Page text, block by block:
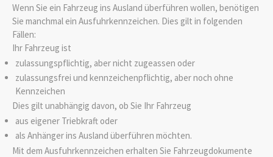
Wenn Sie ein Fahrzeug ins Ausland überführen wollen, benötigen
Sie manchmal ein Ausfuhrkennzeichen. Dies gilt in folgenden
Fällen:
Ihr Fahrzeug ist
zulassungspflichtig, aber nicht zugeassen oder
zulassungsfrei und kennzeichenpflichtig, aber noch ohne
Kennzeichen
Dies gilt unabhängig davon, ob Sie Ihr Fahrzeug
aus eigener Triebkraft oder
als Anhänger ins Ausland überführen möchten.
Mit dem Ausfuhrkennzeichen erhalten Sie Fahrzeugdokumente